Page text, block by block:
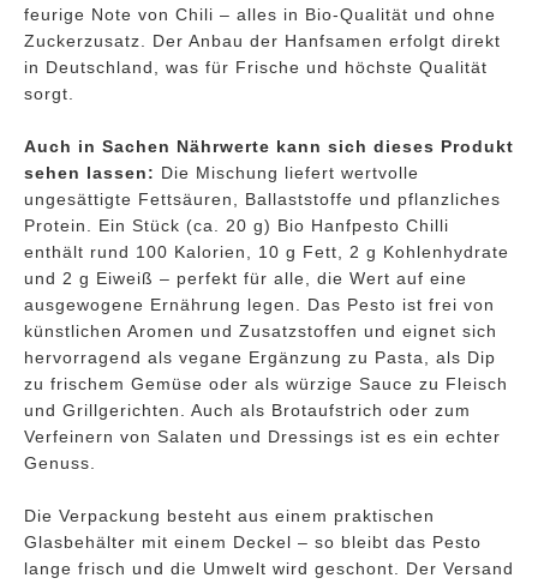
feurige Note von Chili – alles in Bio-Qualität und ohne
Zuckerzusatz. Der Anbau der Hanfsamen erfolgt direkt
in Deutschland, was für Frische und höchste Qualität
sorgt.
Auch in Sachen Nährwerte kann sich dieses Produkt
sehen lassen: Die Mischung liefert wertvolle
ungesättigte Fettsäuren, Ballaststoffe und pflanzliches
Protein. Ein Stück (ca. 20 g) Bio Hanfpesto Chilli
enthält rund 100 Kalorien, 10 g Fett, 2 g Kohlenhydrate
und 2 g Eiweiß – perfekt für alle, die Wert auf eine
ausgewogene Ernährung legen. Das Pesto ist frei von
künstlichen Aromen und Zusatzstoffen und eignet sich
hervorragend als vegane Ergänzung zu Pasta, als Dip
zu frischem Gemüse oder als würzige Sauce zu Fleisch
und Grillgerichten. Auch als Brotaufstrich oder zum
Verfeinern von Salaten und Dressings ist es ein echter
Genuss.
Die Verpackung besteht aus einem praktischen
Glasbehälter mit einem Deckel – so bleibt das Pesto
lange frisch und die Umwelt wird geschont. Der Versand